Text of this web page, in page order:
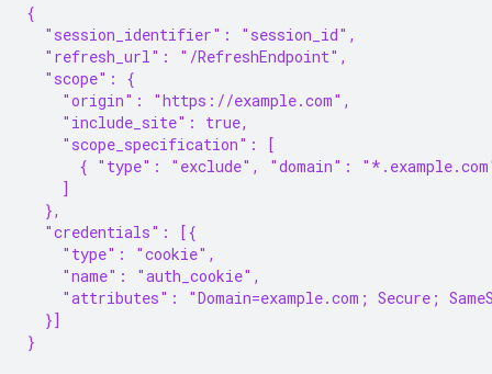
{
  "session_identifier": "session_id",
  "refresh_url": "/RefreshEndpoint",
  "scope": {
    "origin": "https://example.com",
    "include_site": true,
    "scope_specification": [
{ "type": "exclude", "domain":
    ]
  },
  "credentials": [{
    "type": "cookie",
    "name": "auth_cookie",
"attributes": "Domain=example.com; Secure;
  }]
}